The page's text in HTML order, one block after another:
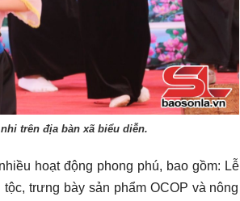
trên địa bàn xã biểu diễn.
hoạt động phong phú, bao gồm: Lễ
trưng bày sản phẩm OCOP và nông